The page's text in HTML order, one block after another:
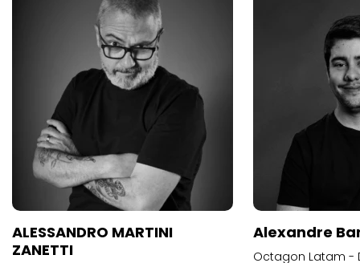
ALESSANDRO MARTINI
ZANETTI
Alexandre
Octagon Latam -